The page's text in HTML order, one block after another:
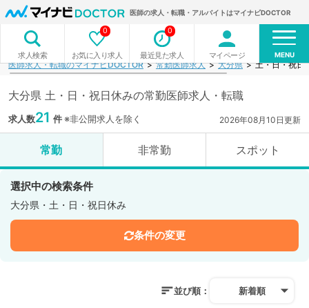
医師の求人・転職・アルバイトはマイナビDOCTOR
求人検索 お気に入り求人
0
最近見た求人
0
マイページ MENU
医師求人・転職のマイナビDOCTOR 常勤医師求人 大分県 土・日・祝日
大分県 土・日・祝日休みの常勤医師求人・転職
求人数21 件※非公開求人を除く 2026年08月10日更新
常勤 非常勤 スポット
選択中の検索条件
大分県・土・日・祝日休み
条件の変更
並び順： 新着順